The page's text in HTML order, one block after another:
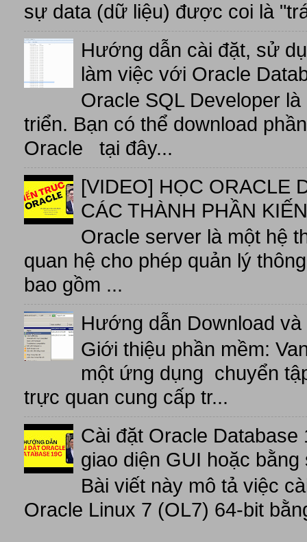
sự data (dữ liệu) được coi là
Hướng dẫn cài đặt, sử
làm việc với Oracle
Oracle SQL Developer
triển. Bạn có thể download
Oracle tại đây...
[VIDEO] HỌC ORACLE
CÁC THÀNH PHẦN
Oracle server là một hệ
quan hệ cho phép quản lý
bao gồm ...
Hướng dẫn Download
Giới thiệu phần mềm:
một ứng dụng chuyển
trực quan cung cấp tr...
Cài đặt Oracle
giao diện GUI hoặc bằng
Bài viết này mô tả việc
Oracle Linux 7 (OL7) 64-bit